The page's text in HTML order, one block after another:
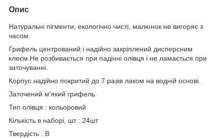
Опис
Натуральні пігменти, екологічно чисті, малюнок не вигоряє з
часом.
Грифель центрований і надійно закріплений дисперсним
клеєм.Не розбивається при падінні олівця і не ламається при
заточуванні.
Корпус надійно покритий до 7 разів лаком на водній основі.
Заточений м'який грифель.
Тип олівця : кольоровий
Кількість в наборі, шт : 24шт
Твердість : B